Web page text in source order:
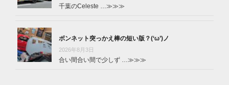
千葉のCeleste …≫≫≫
ボンネット突っかえ棒の短い版？(‘ω’)ノ
2026年8月3日
合い間合い間で少しず …≫≫≫